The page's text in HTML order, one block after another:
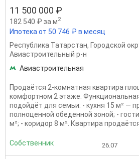
11 500 000 ₽
182 540 ₽ за м2
Ипотека от 50 746 ₽ в месяц
Республика Татарстан, Городской
Авиастроительный р-н
Авиастроительная
Продаётся 2-комнатная квартира
комфортном 2 этаже.
подойдёт для семьи: - кухня 15 м² —
полноценной обеденной зоной; -
м²; - коридор 8 м². Квартира
Собственник 26.07